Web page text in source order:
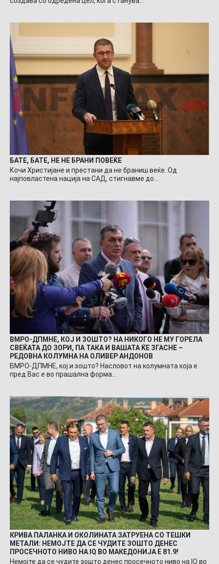
БАТЕ, БАТЕ, НЕ НЕ БРАНИ ПОВЕЌЕ
Кочи Христијане и престани да не браниш веќе. Од
најповластена нација на САД, стигнавме до…
ВМРО-ДПМНЕ, КОЈ И ЗОШТО? НА НИКОГО НЕ МУ ГОРЕЛА
СВЕЌАТА ДО ЗОРИ, ПА ТАКА И ВАШАТА ЌЕ ЗГАСНЕ –
РЕДОВНА КОЛУМНА НА ОЛИВЕР АНДОНОВ
ВМРО-ДПМНЕ, кој и зошто? Насловот на колумната која е
пред Вас е во прашална форма…
КРИВА ПАЛАНКА И ОКОЛИНАТА ЗАТРУЕНА СО ТЕШКИ
МЕТАЛИ: НЕМОЈТЕ ДА СЕ ЧУДИТЕ ЗОШТО ДЕНЕС
ПРОСЕЧНОТО НИВО НА IQ ВО МАКЕДОНИЈА Е 81.9!
Немојте да се чудите зошто денес просечното ниво на IQ во